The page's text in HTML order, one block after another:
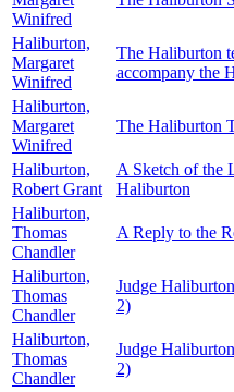
Winifred
Haliburton,
Margaret
Winifred
The Haliburton
accompany the
Haliburton,
Margaret
Winifred
The Haliburton
Haliburton,
Robert Grant
A Sketch of the
Haliburton
Haliburton,
Thomas
Chandler
A Reply to the
Haliburton,
Thomas
Chandler
Judge
2)
Haliburton,
Thomas
Chandler
Judge
2)